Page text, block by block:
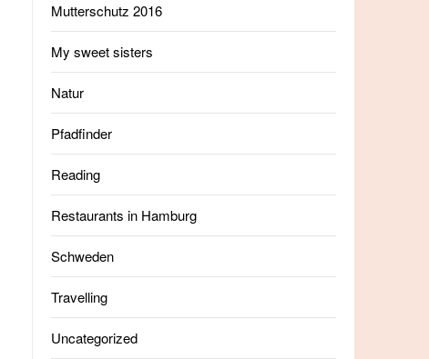
Mutterschutz 2016
My sweet sisters
Natur
Pfadfinder
Reading
Restaurants in Hamburg
Schweden
Travelling
Uncategorized